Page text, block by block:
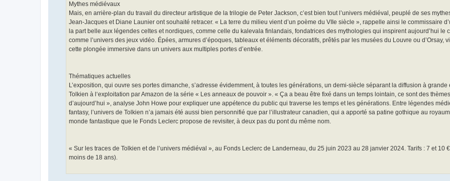
Mythes médiévaux
Mais, en arrière-plan du travail du directeur artistique de la trilogie de Peter Jackson, c’est bien tout l’univers médiéval, peuplé de ses
Jean-Jacques et Diane Launier ont souhaité retracer. « La terre du milieu vient d’un poème du VIIe siècle », rappelle ainsi le commissaire
la part belle aux légendes celtes et nordiques, comme celle du kalevala finlandais, fondatrices des mythologies qui inspirent aujourd’hui le
comme l’univers des jeux vidéo. Épées, armures d’époques, tableaux et éléments décoratifs, prêtés par les musées du Louvre ou d’Orsay,
cette plongée immersive dans un univers aux multiples portes d’entrée.
Thématiques actuelles
L’exposition, qui ouvre ses portes dimanche, s’adresse évidemment, à toutes les générations, un demi-siècle séparant la diffusion à
Tolkien à l‘exploitation par Amazon de la série « Les anneaux de pouvoir ». « Ça a beau être fixé dans un temps lointain, ce sont des
d’aujourd’hui », analyse John Howe pour expliquer une appétence du public qui traverse les temps et les générations. Entre légendes
fantasy, l’univers de Tolkien n’a jamais été aussi bien personnifié que par l’illustrateur canadien, qui a apporté sa patine gothique au
monde fantastique que le Fonds Leclerc propose de revisiter, à deux pas du pont du même nom.
« Sur les traces de Tolkien et de l’univers médiéval », au Fonds Leclerc de Landerneau, du 25 juin 2023 au 28 janvier 2024. Tarifs : 7 et 10
moins de 18 ans).